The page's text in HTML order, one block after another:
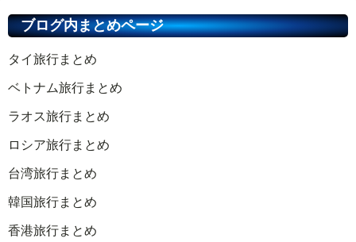
ブログ内まとめページ
タイ旅行まとめ
ベトナム旅行まとめ
ラオス旅行まとめ
ロシア旅行まとめ
台湾旅行まとめ
韓国旅行まとめ
香港旅行まとめ